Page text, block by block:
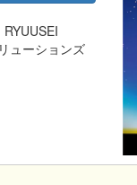
ューションズ